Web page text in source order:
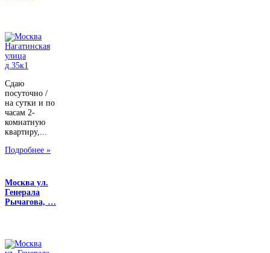
Сдаю
посуточно /
на сутки и по
часам 2-
комнатную
квартиру,...
Подробнее »
Москва ул.
Генерала
Рычагова, …